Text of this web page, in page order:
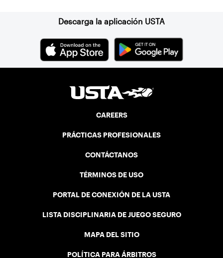
Descarga la aplicación USTA
CAREERS
PRÁCTICAS PROFESIONALES
CONTÁCTANOS
TÉRMINOS DE USO
PORTAL DE CONEXIÓN DE LA USTA
LISTA DISCIPLINARIA DE JUEGO SEGURO
MAPA DEL SITIO
POLÍTICA PARA ÁRBITROS